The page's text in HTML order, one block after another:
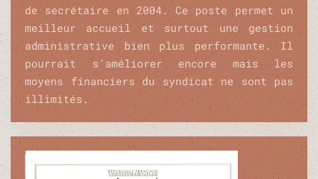
de secrétaire en 2004. Ce poste permet un
meilleur accueil et surtout une gestion
administrative bien plus performante. Il
pourrait s’améliorer encore mais les
moyens financiers du syndicat ne sont pas
illimités.